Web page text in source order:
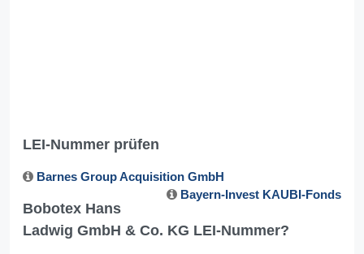
LEI-Nummer prüfen
Barnes Group Acquisition GmbH
Bayern-Invest KAUBI-Fonds
Bobotex Hans
Ladwig GmbH & Co. KG LEI-Nummer?